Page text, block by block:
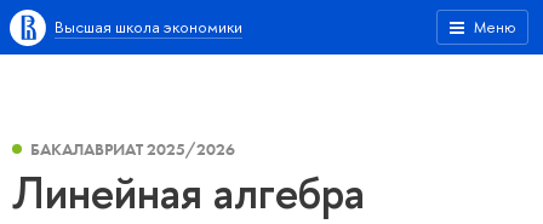
Меню
Высшая школа экономики
БАКАЛАВРИАТ 2025/2026
Линейная алгебра